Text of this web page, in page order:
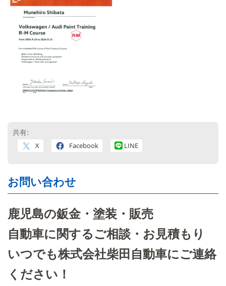
共有:
X Facebook LINE
お問い合わせ
鹿児島の鈑金・塗装・販売
自動車に関するご相談・お見積もり
いつでも株式会社柴田自動車にご連絡
ください！